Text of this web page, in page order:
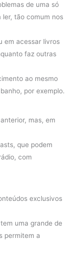
de uma só
tão comum nos
em acessar livros
faz outras
ao mesmo
por exemplo.
mas, em
que podem
com
exclusivos
uma grande de
permitem a